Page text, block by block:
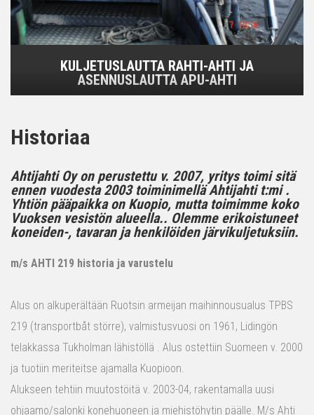
KULJETUSLAUTTA RAHTI-AHTI JA
ASENNUSLAUTTA APU-AHTI
Historiaa
Ahtijahti Oy on perustettu v. 2007, yritys toimi sitä
ennen vuodesta 2003 toiminimellä Ahtijahti t:mi .
Yhtiön pääpaikka on Kuopio, mutta toimimme koko
Vuoksen vesistön alueella.. Olemme erikoistuneet
koneiden-, tavaran ja henkilöiden järvikuljetuksiin.
m/s AHTI 219 historia ja varustelu
Alus on alkuperältään Ruotsin armeijan maihinnousualus TPBS
219 (transportbåt större), valmistusvuosi on 1961, Lidingön
telakkassa Tukholman lähistöllä . Alus ostettiin Suomeen v. 2000
ja tuotiin meriteitse ajamalla Kuopioon.
Alukseen tehtiin muutostöitä v. 2003-04, rakentamalla uusi
ohjaamo/salonki konehuoneen ja miehistöhytin päälle. M/s Ahti